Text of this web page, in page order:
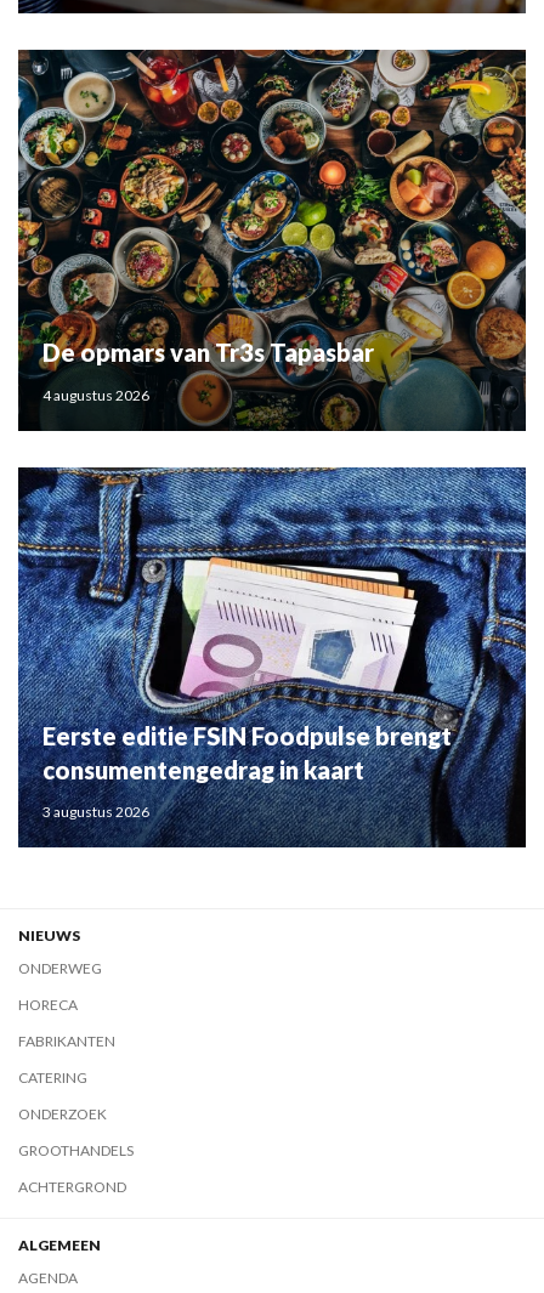
De opmars van Tr3s Tapasbar
4 augustus 2026
Eerste editie FSIN Foodpulse brengt
consumentengedrag in kaart
3 augustus 2026
NIEUWS
ONDERWEG
HORECA
FABRIKANTEN
CATERING
ONDERZOEK
GROOTHANDELS
ACHTERGROND
ALGEMEEN
AGENDA